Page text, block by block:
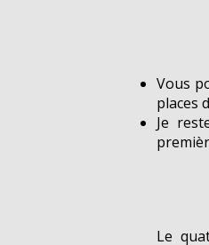
Vous
places
Je
Le